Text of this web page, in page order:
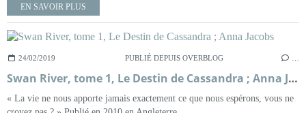
EN SAVOIR PLUS
24/02/2019 PUBLIÉ DEPUIS OVERBLOG
Swan River, tome 1, Le Destin de Cassandra ; Anna Jacobs
« La vie ne nous apporte jamais exactement ce que nous espérons, vous ne